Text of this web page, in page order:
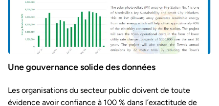
Une gouvernance solide des données
Les organisations du secteur public doivent de toute
évidence avoir confiance à 100 % dans l’exactitude de